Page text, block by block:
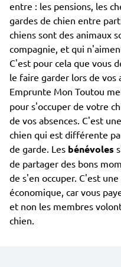
entre : les pensions, les
gardes de chien entre
chiens sont des animaux
compagnie, et qui
C'est pour cela que vous
le faire garder lors de vos
Emprunte Mon Toutou
pour s'occuper de votre
de vos absences. C'est
chien qui est différente
de garde. Les bénévoles
de partager des bons
de s'en occuper. C'est
économique, car vous
et non les membres
chien.